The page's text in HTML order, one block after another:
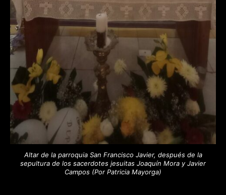
Altar de la parroquia San Francisco Javier, después de la
sepultura de los sacerdotes jesuitas Joaquín Mora y Javier
Campos (Por Patricia Mayorga)